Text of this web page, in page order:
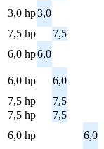
3,0 hp3,0
7,5 hp
7,5
6,0 hp6,0
6,0 hp
6,0
7,5 hp
7,5
7,5 hp
7,5
6,0 hp
6,0